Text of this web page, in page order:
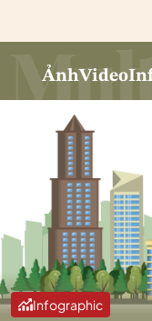
ẢnhVideo
Infographic